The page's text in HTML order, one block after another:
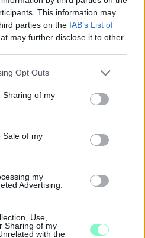
This information may
parties on the IAB’s List of
may further disclose it to other
app uses one or more Google
behaviour. You may click to
and its third-party tags to
purposes in below Google
Opt Outs
Sharing of my
Sale of my
my
Advertising.
Use,
Sharing of my
with the
ÉS MÉG EGY SOR
EZEN A HÉTVÉGÉN
de lesz Pogány Induló és